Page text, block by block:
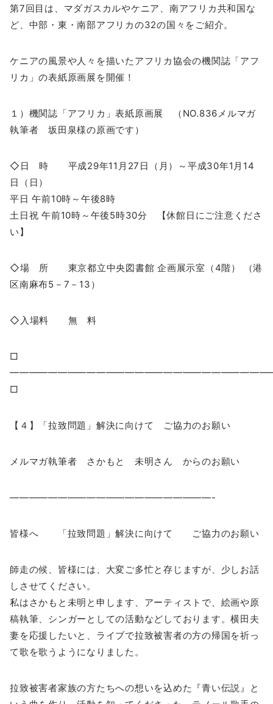
第7回目は、マダガスカルやケニア、南アフリカ共和国な
ど、中部・東・南部アフリカの32の国々をご紹介。
ケニアの風景や人々を描いたアフリカ協会の機関誌「アフ
リカ」の表紙原画展を開催！
１）機関誌「アフリカ」表紙原画展 （NO.836メルマガ
執筆者 坂田泉様の原画です）
◇日 時 平成29年11月27日（月）～平成30年1月14
日（日）
平日 午前10時～午後8時
土日祝 午前10時～午後5時30分 【休館日にご注意くださ
い】
◇場 所 東京都立中央図書館 企画展示室（4階） （港
区南麻布5－7－13）
◇入場料 無 料
□
□
【４】「拉致問題」解決に向けて ご協力のお願い
メルマガ執筆者 さかもと 未明さん からのお願い
—————————————————————-
皆様へ 「拉致問題」解決に向けて ご協力のお願い
師走の候、皆様には、大変ご多忙と存じますが、少しお話
しさせてください。
私はさかもと未明と申します、アーティストで、絵画や原
稿執筆、シンガーとしての活動などしております。横田夫
妻を応援したいと、ライブで拉致被害者の方の帰国を祈っ
て歌を歌うようになりました。
拉致被害者家族の方たちへの想いを込めた『青い伝説』と